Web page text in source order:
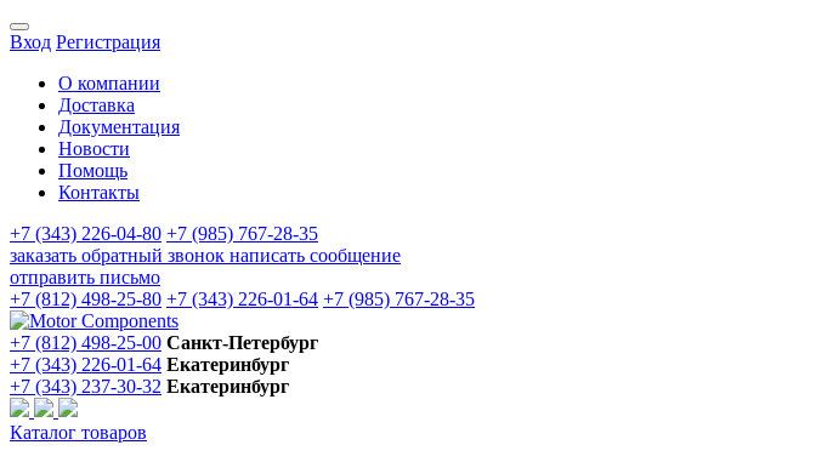
Вход Регистрация
О компании
Доставка
Документация
Новости
Помощь
Контакты
+7 (343) 226-04-80 +7 (985) 767-28-35
заказать обратный звонок написать сообщение
отправить письмо
+7 (812) 498-25-80 +7 (343) 226-01-64 +7 (985) 767-28-35
+7 (812) 498-25-00 Санкт-Петербург
+7 (343) 226-01-64 Екатеринбург
+7 (343) 237-30-32 Екатеринбург
Каталог товаров